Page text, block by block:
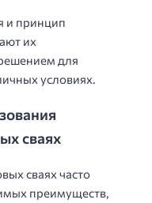
и принцип
их
для
условиях.
сваях
сваях часто
преимуществ,